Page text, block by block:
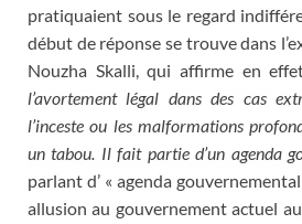
pratiquaient sous le regard
début de réponse se trouve dans
Nouzha Skalli, qui affirme en
l’avortement légal dans des cas
l’inceste ou les malformations
un tabou. Il fait partie d’un agenda
parlant d’ « agenda
allusion au gouvernement actuel